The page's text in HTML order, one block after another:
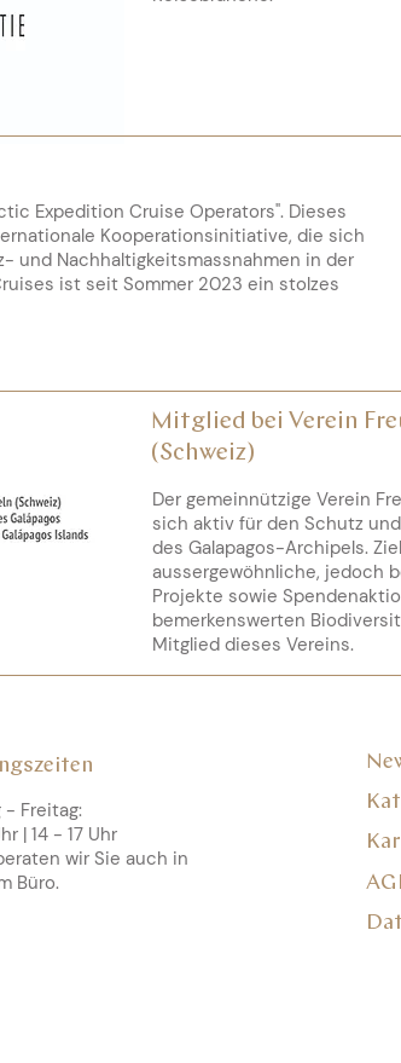
Expedition Cruise Operators". Dieses
Kooperationsinitiative, die sich
und Nachhaltigkeitsmassnahmen in der
ist seit Sommer 2023 ein stolzes
Mitglied bei Verein
(Schweiz)
Der gemeinnützige Verein
sich aktiv für den Schutz
des Galapagos-Archipels.
aussergewöhnliche, jedoch
Projekte sowie
bemerkenswerten
Mitglied dieses Vereins.
- Freitag:
| 14 - 17 Uhr
wir Sie auch in
Büro.